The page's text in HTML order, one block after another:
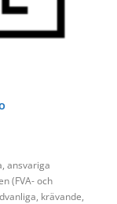
ansvariga
(FVA- och
krävande,